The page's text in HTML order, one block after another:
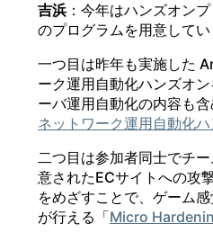
吉浜：今年はハンズオン
のプログラムを用意してい
一つ目は昨年も実施した
ーク運用自動化ハンズオ
ーバ運用自動化の内容も
ネットワーク運用自動化
二つ目は参加者同士でチ
意されたECサイトへの攻
をめざすことで、ゲーム
が行える「Micro